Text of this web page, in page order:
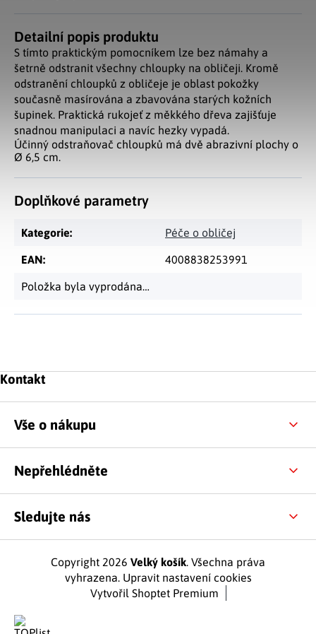
Detailní popis produktu
S tímto praktickým pomocníkem lze bez námahy a
šetrně odstranit všechny chloupky na obličeji. Kromě
odstranění chloupků z obličeje je oblast pokožky
současně masírována a zbavována starých kožních
šupinek. Praktická rukojeť z měkkého dřeva zajišťuje
snadnou manipulaci a navíc hezky vypadá.
Účinný odstraňovač chloupků má dvě abrazivní plochy o
Ø 6,5 cm.
Doplňkové parametry
Kategorie: Péče o obličej
EAN: 4008838253991
Položka byla vyprodána…
Zápatí
Kontakt
Vše o nákupu
Nepřehlédněte
Sledujte nás
Vytvořil Shoptet Premium
Copyright 2026 Velký košík. Všechna práva
vyhrazena. Upravit nastavení cookies